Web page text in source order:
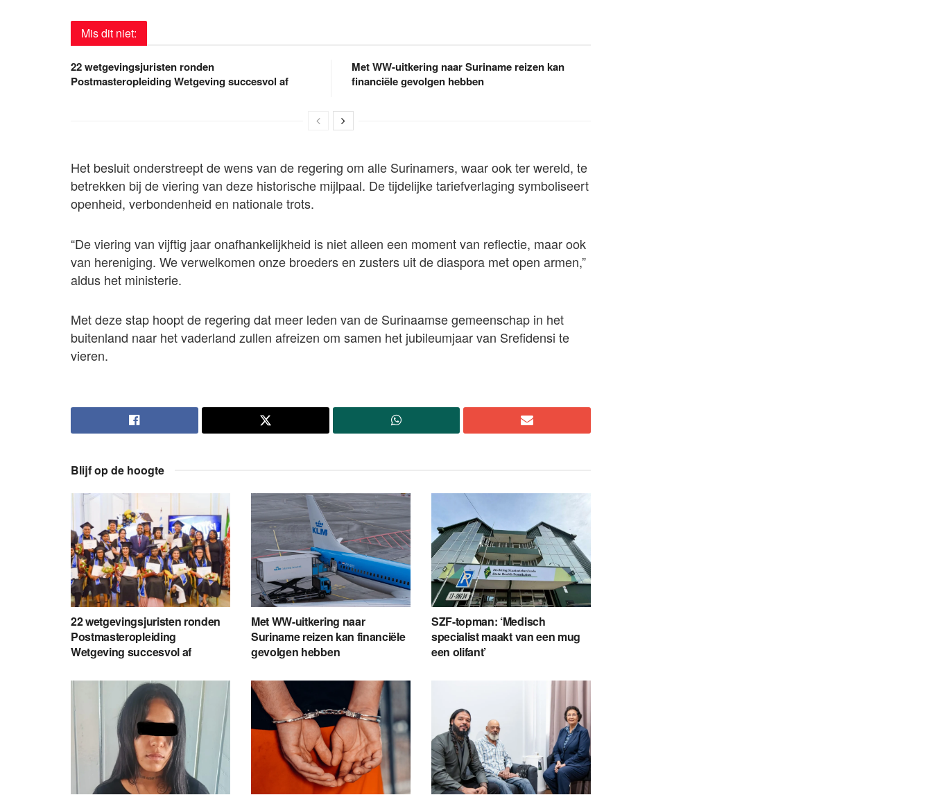
Mis dit niet:
22 wetgevingsjuristen ronden
Postmasteropleiding Wetgeving succesvol af
Met WW-uitkering naar Suriname reizen kan
financiële gevolgen hebben
Het besluit onderstreept de wens van de regering om alle Surinamers, waar ook ter wereld, te
betrekken bij de viering van deze historische mijlpaal. De tijdelijke tariefverlaging symboliseert
openheid, verbondenheid en nationale trots.
“De viering van vijftig jaar onafhankelijkheid is niet alleen een moment van reflectie, maar ook
van hereniging. We verwelkomen onze broeders en zusters uit de diaspora met open armen,”
aldus het ministerie.
Met deze stap hoopt de regering dat meer leden van de Surinaamse gemeenschap in het
buitenland naar het vaderland zullen afreizen om samen het jubileumjaar van Srefidensi te
vieren.
Blijf op de hoogte
22 wetgevingsjuristen ronden
Postmasteropleiding
Wetgeving succesvol af
Met WW-uitkering naar
Suriname reizen kan financiële
gevolgen hebben
SZF-topman: ‘Medisch
specialist maakt van een mug
een olifant’